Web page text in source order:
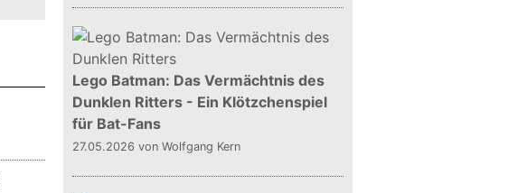
Lego Batman: Das Vermächtnis des
Dunklen Ritters - Ein Klötzchenspiel
für Bat-Fans
27.05.2026 von Wolfgang Kern